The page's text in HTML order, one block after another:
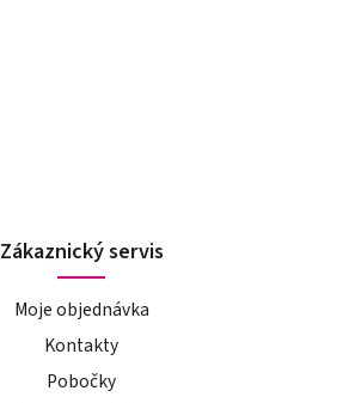
Zákaznický servis
Moje objednávka
Kontakty
Pobočky